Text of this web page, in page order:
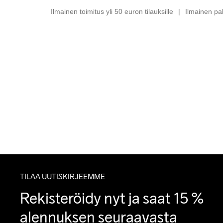
Ilmainen toimitus yli 50 euron tilauksille Ilmainen
TILAA UUTISKIRJEEMME
Rekisteröidy nyt ja saat 15 %
alennuksen seuraavasta